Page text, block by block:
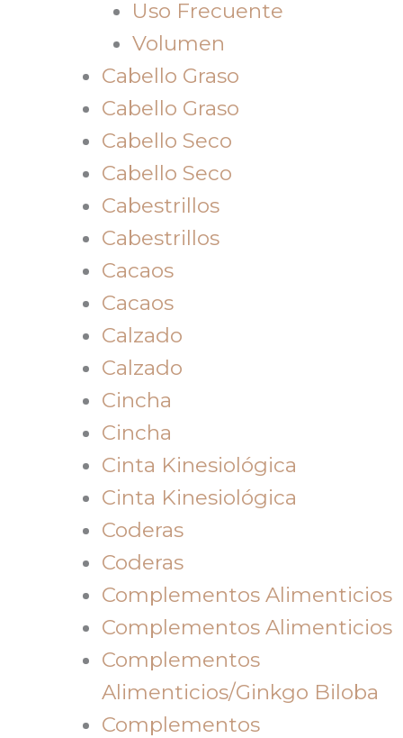
Uso Frecuente
Volumen
Cabello Graso
Cabello Graso
Cabello Seco
Cabello Seco
Cabestrillos
Cabestrillos
Cacaos
Cacaos
Calzado
Calzado
Cincha
Cincha
Cinta Kinesiológica
Cinta Kinesiológica
Coderas
Coderas
Complementos Alimenticios
Complementos Alimenticios
Complementos
Alimenticios/Ginkgo Biloba
Complementos